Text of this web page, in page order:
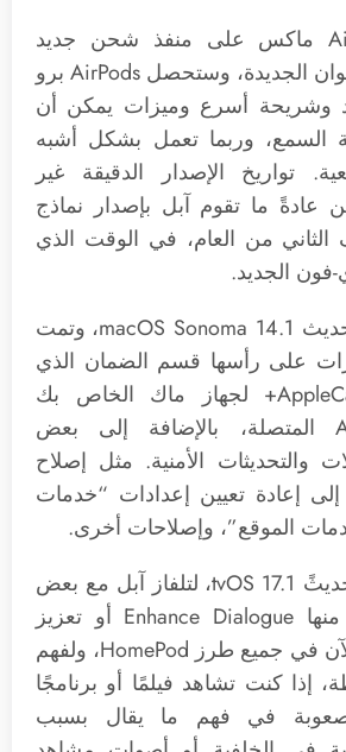
وستحصل AirPods ماكس على منفذ شحن جديد
وبعض خيارات الألوان الجديدة، وستحصل AirPods برو
وشريحة أسرع وميزات يمكن أن
وربما تعمل بشكل أشبه
تواريخ الإصدار الدقيقة غير
عادةً ما تقوم آبل بإصدار نماذج
من العام، في الوقت الذي
فون الجديد.
◉ أطلقت آبل تحديث macOS Sonoma 14.1، وتمت
على رأسها قسم الضمان الذي
يعرض حالة AppleCare+ لجهاز ماك الخاص بك
وسماعة AirPods المتصلة، بالإضافة إلى بعض
والتحديثات الأمنية. مثل إصلاح
إعادة تعيين إعدادات “خدمات
الموقع”، وإصلاحات أخرى.
◉ أصدرت آبل تحديثً tvOS 17.1، لتلفاز آبل مع بعض
الميزات الجديدة منها Enhance Dialogue أو تعزيز
الحوار المتوفرة الآن في جميع طرز HomePod، ولفهم
إذا كنت تشاهد فيلمًا أو برنامجًا
صعوبة في فهم ما يقال بسبب